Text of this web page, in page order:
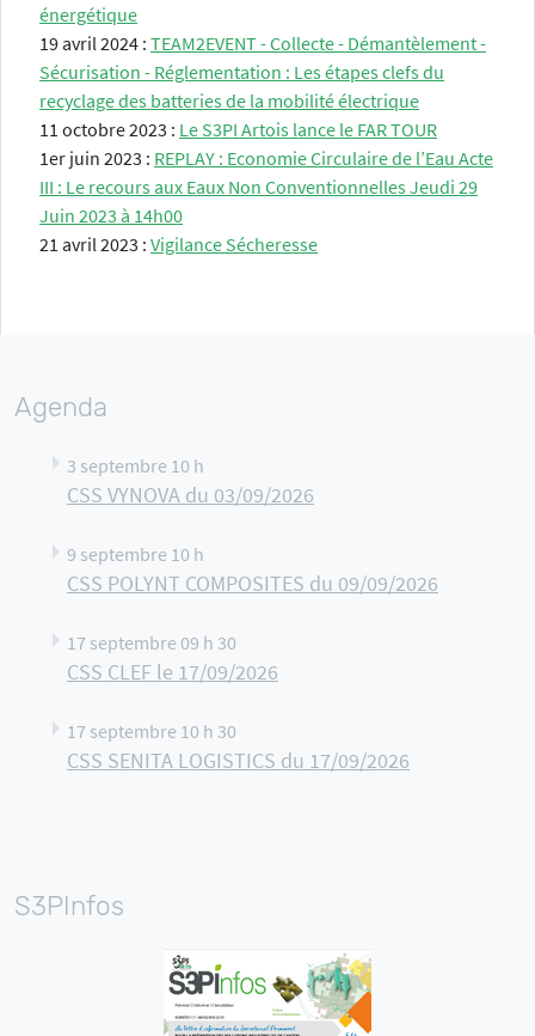
énergétique
19 avril 2024 : TEAM2EVENT - Collecte - Démantèlement -
Sécurisation - Réglementation : Les étapes clefs du
recyclage des batteries de la mobilité électrique
11 octobre 2023 : Le S3PI Artois lance le FAR TOUR
1er juin 2023 : REPLAY : Economie Circulaire de l’Eau Acte
III : Le recours aux Eaux Non Conventionnelles Jeudi 29
Juin 2023 à 14h00
21 avril 2023 : Vigilance Sécheresse
Agenda
3 septembre 10 h
CSS VYNOVA du 03/09/2026
9 septembre 10 h
CSS POLYNT COMPOSITES du 09/09/2026
17 septembre 09 h 30
CSS CLEF le 17/09/2026
17 septembre 10 h 30
CSS SENITA LOGISTICS du 17/09/2026
S3PInfos